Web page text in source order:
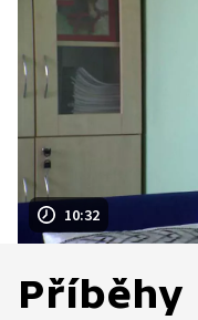
10:32
Příběhy